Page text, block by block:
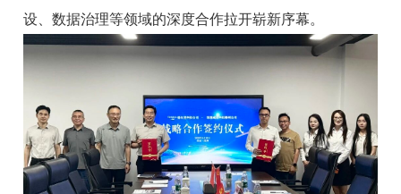
设、数据治理等领域的深度合作拉开崭新序幕。